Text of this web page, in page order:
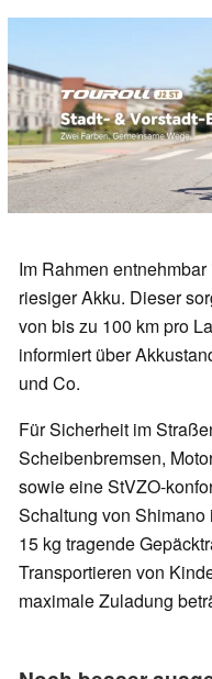
Im Rahmen
riesiger Akku. Dieser
von bis zu 100 km pro
informiert über
und Co.
Für Sicherheit im
Scheibenbremsen,
sowie eine StVZO-
Schaltung von
15 kg tragende
Transportieren von
maximale Zuladung